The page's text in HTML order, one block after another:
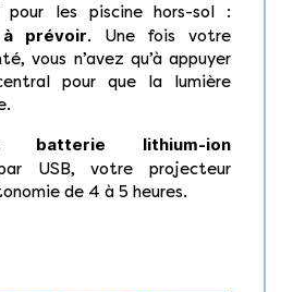
pour les piscine hors-sol :
prévoir. Une fois votre
vous n’avez qu’à appuyer
pour que la lumière
batterie lithium-ion
USB, votre projecteur
de 4 à 5 heures.